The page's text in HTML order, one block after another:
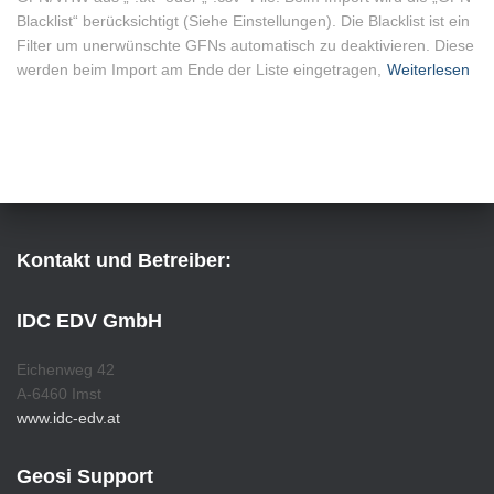
Blacklist“ berücksichtigt (Siehe Einstellungen). Die Blacklist ist ein
Filter um unerwünschte GFNs automatisch zu deaktivieren. Diese
werden beim Import am Ende der Liste eingetragen,
Weiterlesen
Kontakt und Betreiber:
IDC EDV GmbH
Eichenweg 42
A-6460 Imst
www.idc-edv.at
Geosi Support